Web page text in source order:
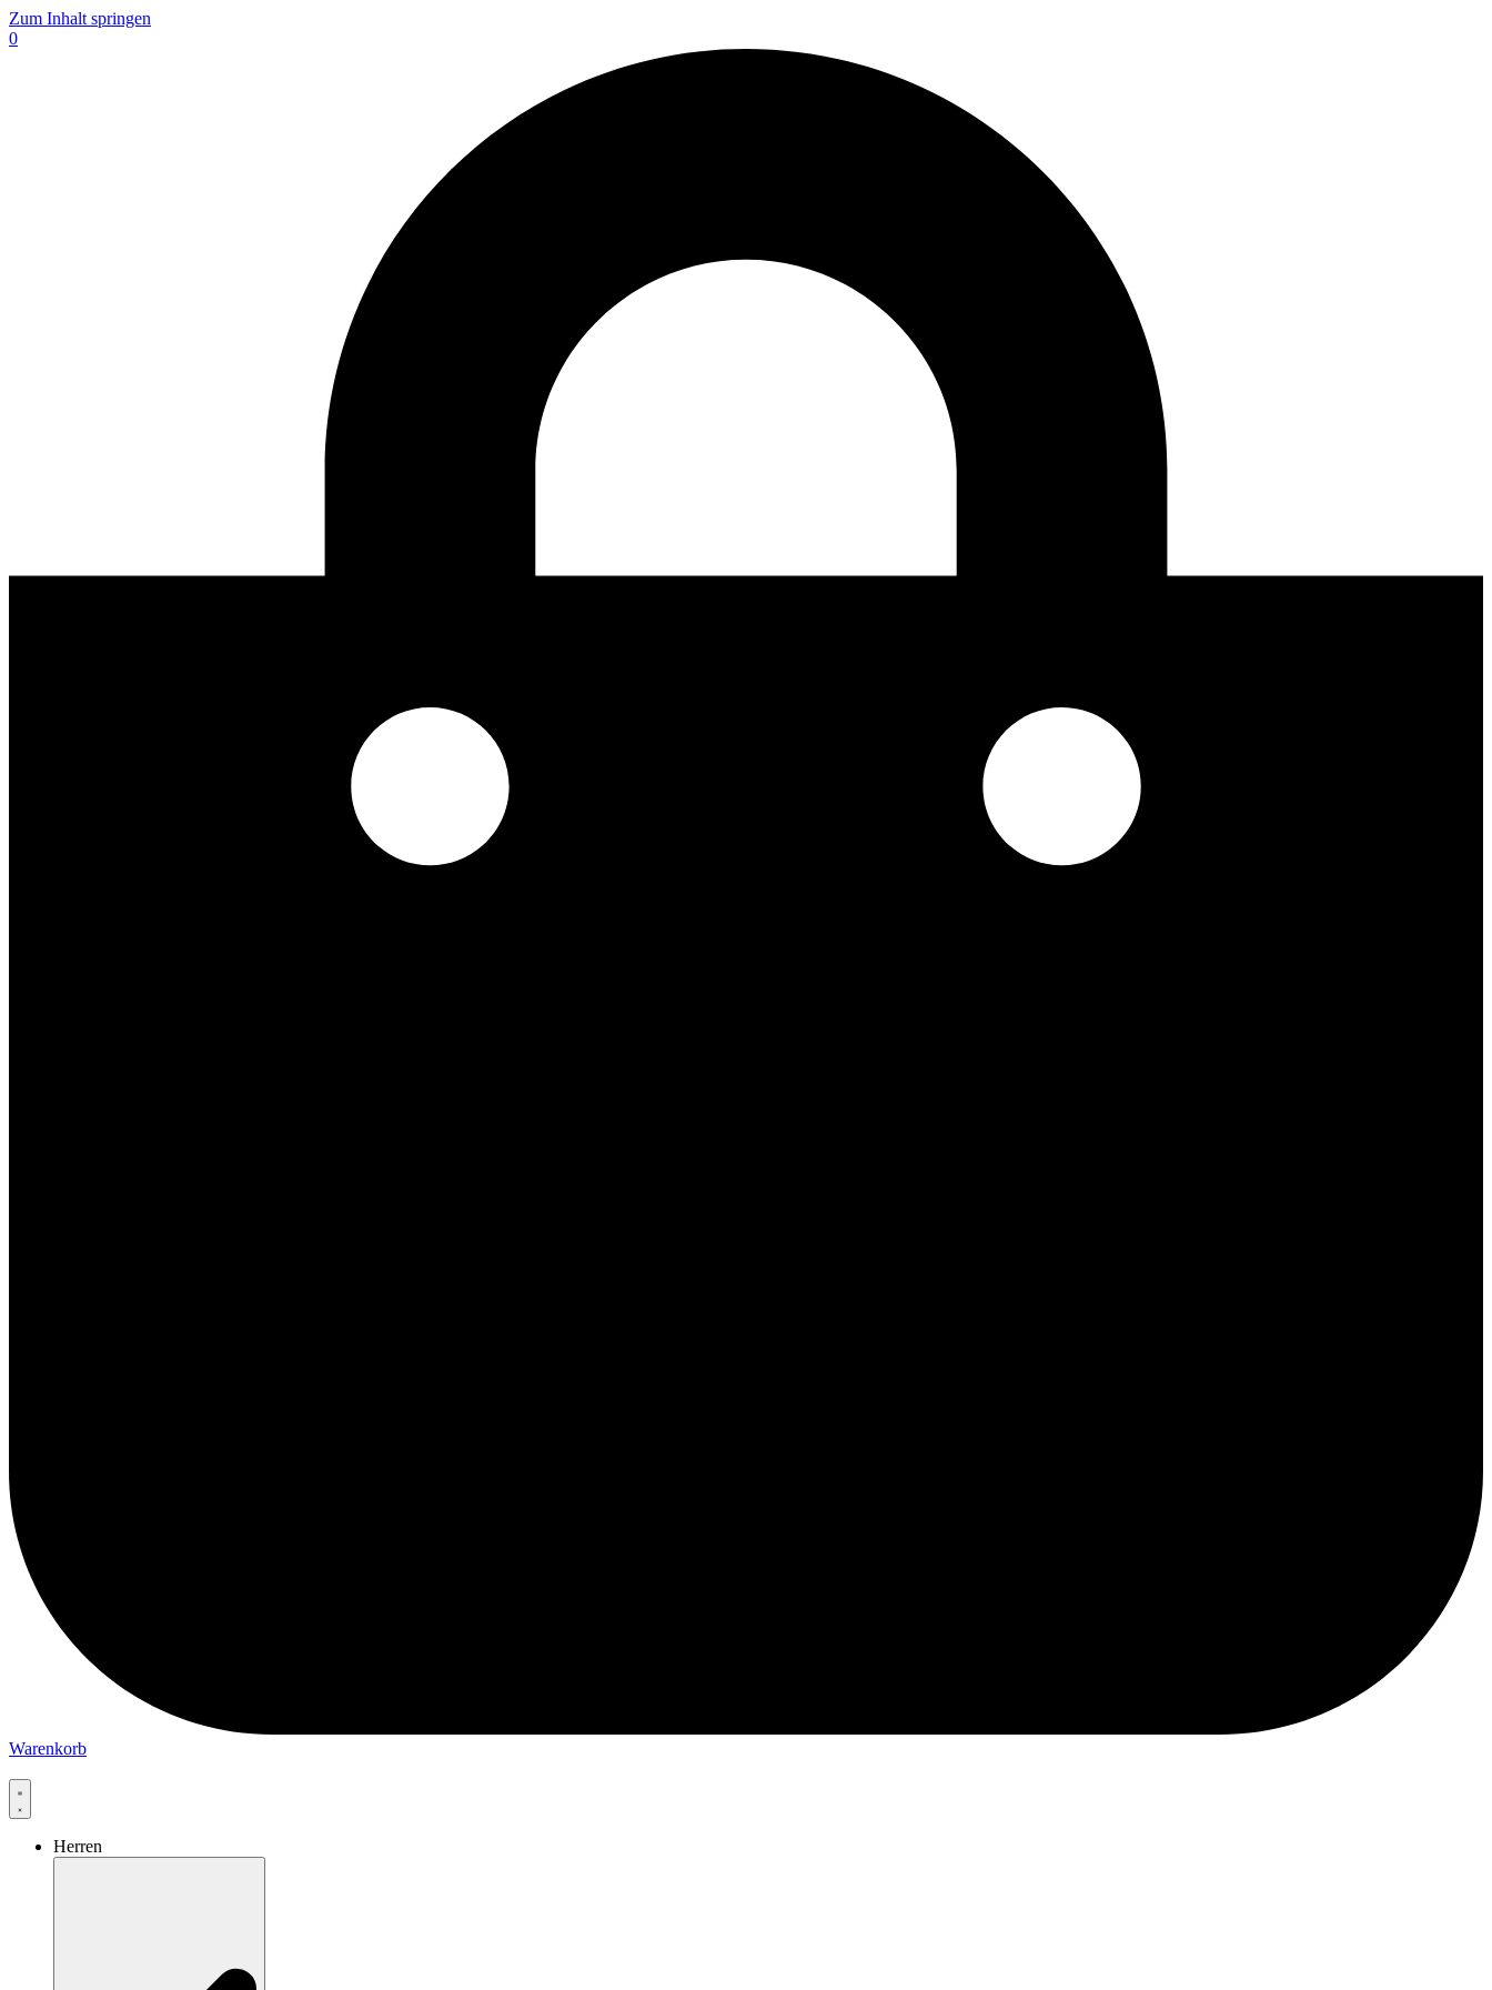
Zum Inhalt springen
0
Warenkorb
Herren